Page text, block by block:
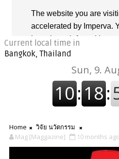
Current local time in
Bangkok, Thailand
Home
วิจัย นวัตกรรม
Mag [Maggazine]
10 months ago